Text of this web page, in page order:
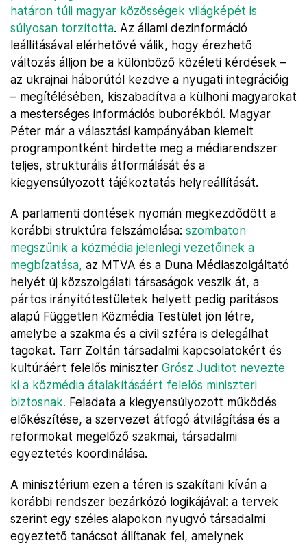
határon túli magyar közösségek világképét is
súlyosan torzította. Az állami dezinformáció
leállításával elérhetővé válik, hogy érezhető
változás álljon be a különböző közéleti kérdések –
az ukrajnai háborútól kezdve a nyugati integrációig
– megítélésében, kiszabadítva a külhoni magyarokat
a mesterséges információs buborékból. Magyar
Péter már a választási kampányában kiemelt
programpontként hirdette meg a médiarendszer
teljes, strukturális átformálását és a
kiegyensúlyozott tájékoztatás helyreállítását.
A parlamenti döntések nyomán megkezdődött a
korábbi struktúra felszámolása: szombaton
megszűnik a közmédia jelenlegi vezetőinek a
megbízatása, az MTVA és a Duna Médiaszolgáltató
helyét új közszolgálati társaságok veszik át, a
pártos irányítótestületek helyett pedig paritásos
alapú Független Közmédia Testület jön létre,
amelybe a szakma és a civil szféra is delegálhat
tagokat. Tarr Zoltán társadalmi kapcsolatokért és
kultúráért felelős miniszter Grósz Juditot nevezte
ki a közmédia átalakításáért felelős miniszteri
biztosnak. Feladata a kiegyensúlyozott működés
előkészítése, a szervezet átfogó átvilágítása és a
reformokat megelőző szakmai, társadalmi
egyeztetés koordinálása.
A minisztérium ezen a téren is szakítani kíván a
korábbi rendszer bezárkózó logikájával: a tervek
szerint egy széles alapokon nyugvó társadalmi
egyeztető tanácsot állítanak fel, amelynek